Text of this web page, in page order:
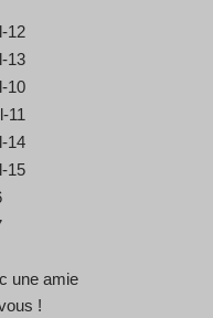
une amie
!